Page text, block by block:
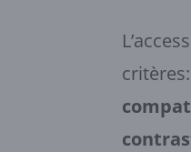
critères: